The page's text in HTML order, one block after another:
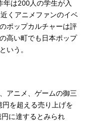
年は200人の学生が入
くアニメファンのイベ
ポップカルチャーは評
高い町でも日本ポップ
いう。
アニメ、ゲームの御三
を超える売り上げを
に達するとみられ